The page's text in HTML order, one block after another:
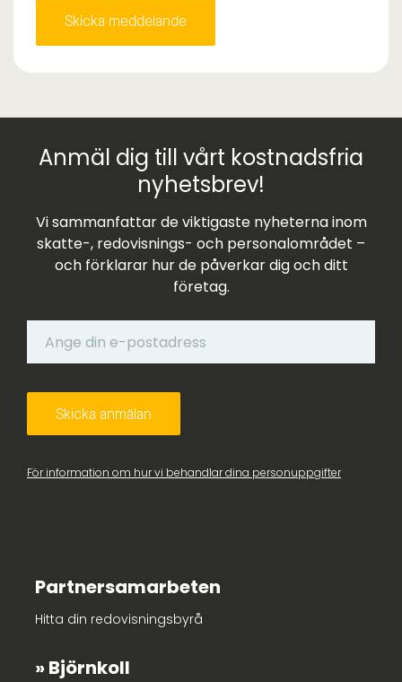
Anmäl dig till vårt kostnadsfria
nyhetsbrev!
Vi sammanfattar de viktigaste nyheterna inom
skatte-, redovisnings- och personalområdet –
och förklarar hur de påverkar dig och ditt
företag.
För information om hur vi behandlar dina personuppgifter
Partnersamarbeten
Hitta din redovisningsbyrå
Björnkoll